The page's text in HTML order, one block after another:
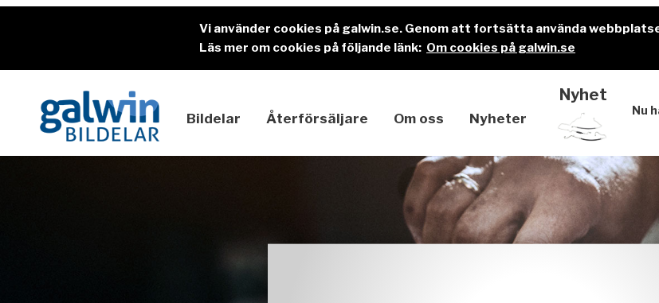
Vi använder cookies på galwin.se. Genom att fortsätta använda
Läs mer om cookies på följande länk: Om cookies på galwin.se
Bildelar Återförsäljare Om oss Nyheter
Nyhet
Nu